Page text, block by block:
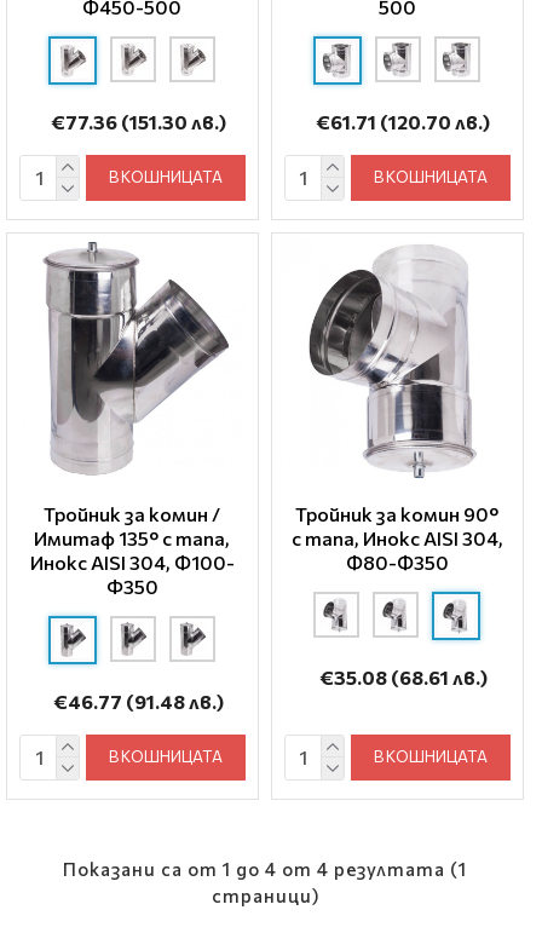
Ф450-500
€77.36 (151.30 лв.)
В КОШНИЦАТА
500
€61.71 (120.70 лв.)
В КОШНИЦАТА
Тройник за комин /
Имитаф 135° с тапа,
Инокс AISI 304, Ф100-
Φ350
€46.77 (91.48 лв.)
В КОШНИЦАТА
Тройник за комин 90°
с тапа, Инокс AISI 304,
Ф80-Ф350
€35.08 (68.61 лв.)
В КОШНИЦАТА
Показани са от 1 до 4 от 4 резултата (1
страници)